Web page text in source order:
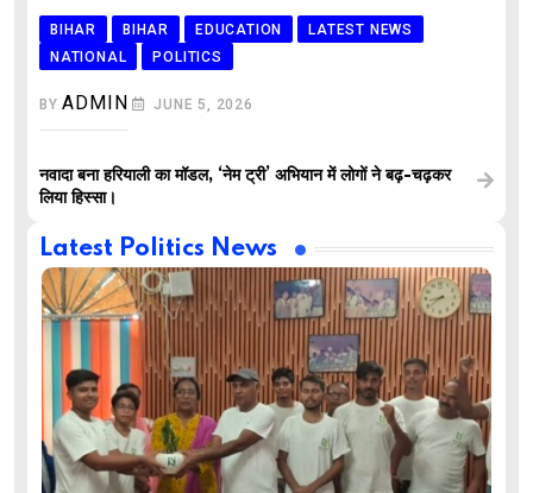
BIHAR BIHAR EDUCATION
LATEST NEWS
NATIONAL
POLITICS
BYADMIN JUNE 5, 2026
नवादा बना हरियाली का मॉडल, ‘नेम ट्री’ अभियान में लोगों ने बढ़-चढ़कर
लिया हिस्सा।
Latest Politics News